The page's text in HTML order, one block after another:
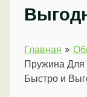
Главная
Пружина Для
Быстро и